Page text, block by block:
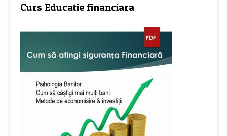
Curs Educatie financiara